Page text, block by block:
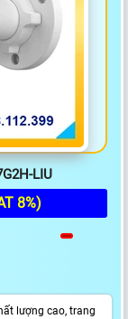
LIU
8%)
lượng cao, trang